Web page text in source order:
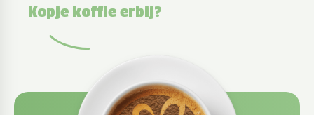
Kopje koffie erbij?